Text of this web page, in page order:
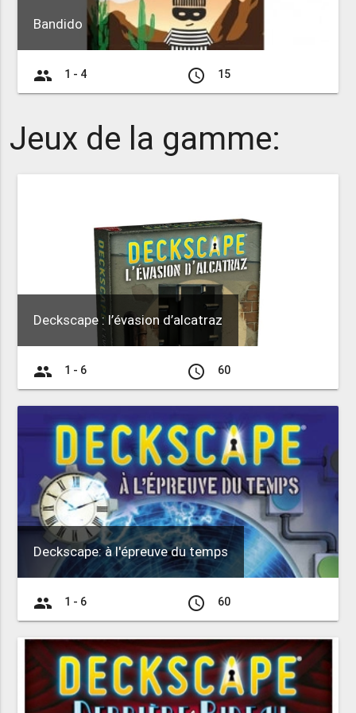
Bandido
group 1 - 4 access_time 15
Jeux de la gamme:
Deckscape : l’évasion d’alcatraz
group 1 - 6 access_time 60
Deckscape: à l'épreuve du temps
group 1 - 6 access_time 60